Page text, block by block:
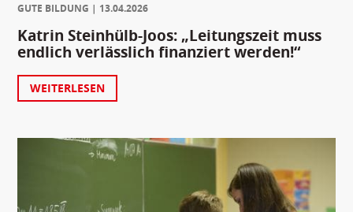
GUTE BILDUNG
13.04.2026
Katrin Steinhülb-Joos: „Leitungszeit muss
endlich verlässlich finanziert werden!“
WEITERLESEN